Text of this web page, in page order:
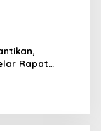
Rapat